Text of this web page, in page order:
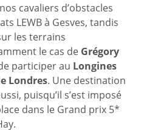
cavaliers d’obstacles
LEWB à Gesves, tandis
les terrains
le cas de Grégory
participer au Longines
Londres. Une destination
puisqu’il s’est imposé
dans le Grand prix 5*